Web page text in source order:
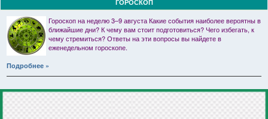
ГОРОСКОП
Гороскоп на неделю 3–9 августа Какие события наиболее вероятны в
ближайшие дни? К чему вам стоит подготовиться? Чего избегать, к
чему стремиться? Ответы на эти вопросы вы найдете в
еженедельном гороскопе.
Подробнее »